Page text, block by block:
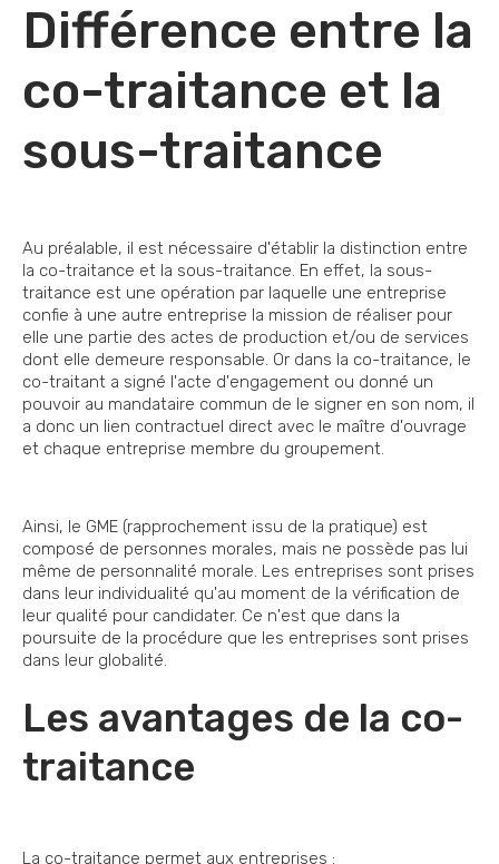
Différence entre la
co-traitance et la
sous-traitance
Au préalable, il est nécessaire d'établir la distinction entre
la co-traitance et la sous-traitance. En effet, la sous-
traitance est une opération par laquelle une entreprise
confie à une autre entreprise la mission de réaliser pour
elle une partie des actes de production et/ou de services
dont elle demeure responsable. Or dans la co-traitance, le
co-traitant a signé l'acte d'engagement ou donné un
pouvoir au mandataire commun de le signer en son nom, il
a donc un lien contractuel direct avec le maître d'ouvrage
et chaque entreprise membre du groupement.
Ainsi, le GME (rapprochement issu de la pratique) est
composé de personnes morales, mais ne possède pas lui
même de personnalité morale. Les entreprises sont prises
dans leur individualité qu'au moment de la vérification de
leur qualité pour candidater. Ce n'est que dans la
poursuite de la procédure que les entreprises sont prises
dans leur globalité.
Les avantages de la co-
traitance
La co-traitance permet aux entreprises :